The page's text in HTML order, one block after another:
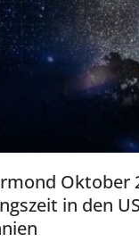
Oktober
in den